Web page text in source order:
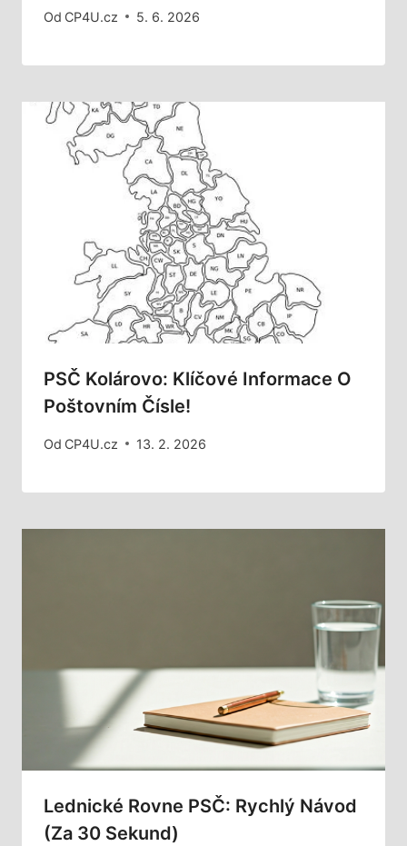
Od CP4U.cz 5. 6. 2026
PSČ Kolárovo: Klíčové Informace O
Poštovním Čísle!
Od CP4U.cz 13. 2. 2026
Lednické Rovne PSČ: Rychlý Návod
(za 30 Sekund)